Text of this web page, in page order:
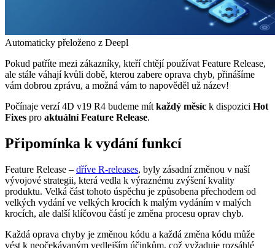
Automaticky přeloženo z Deepl
Pokud patříte mezi zákazníky, kteří chtějí používat Feature Release,
ale stále váhají kvůli době, kterou zabere oprava chyb, přinášíme
vám dobrou zprávu, a možná vám to napověděl už název!
Počínaje verzí 4D v19 R4 budeme mít každý měsíc k dispozici Hot
Fixes pro aktuální Feature Release.
Připomínka k vydání funkcí
Feature Release – dříve R-releases, byly zásadní změnou v naší
vývojové strategii, která vedla k výraznému zvýšení kvality
produktu. Velká část tohoto úspěchu je způsobena přechodem od
velkých vydání ve velkých krocích k malým vydáním v malých
krocích, ale další klíčovou částí je změna procesu oprav chyb.
Každá oprava chyby je změnou kódu a každá změna kódu může
vést k neočekávaným vedlejším účinkům, což vyžaduje rozsáhlé